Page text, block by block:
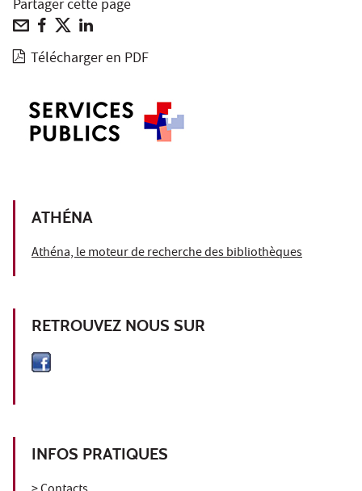
Partager cette page
Télécharger en PDF
ATHÉNA
Athéna, le moteur de recherche des bibliothèques
RETROUVEZ NOUS SUR
INFOS PRATIQUES